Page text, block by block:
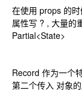
在使用 props 的
属性写 ? , 大量的
Partial<State>
Record 作为一个
第二个传入 对象